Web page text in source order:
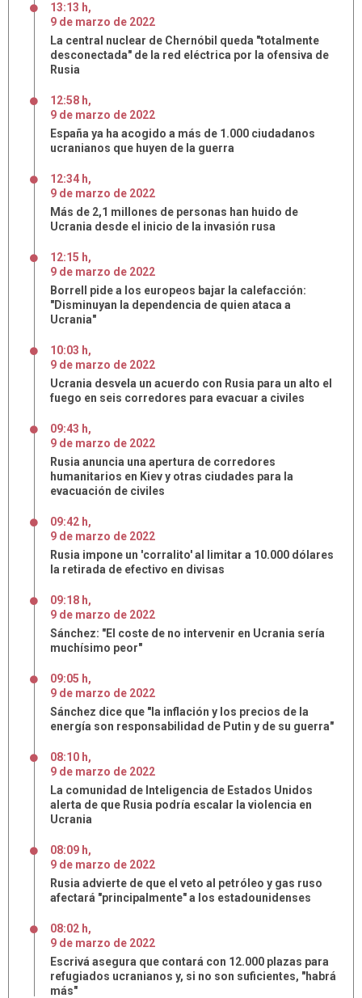
13:13 h,
9 de marzo de 2022
La central nuclear de Chernóbil queda "totalmente
desconectada" de la red eléctrica por la ofensiva de
Rusia
12:58 h,
9 de marzo de 2022
España ya ha acogido a más de 1.000 ciudadanos
ucranianos que huyen de la guerra
12:34 h,
9 de marzo de 2022
Más de 2,1 millones de personas han huido de
Ucrania desde el inicio de la invasión rusa
12:15 h,
9 de marzo de 2022
Borrell pide a los europeos bajar la calefacción:
"Disminuyan la dependencia de quien ataca a
Ucrania"
10:03 h,
9 de marzo de 2022
Ucrania desvela un acuerdo con Rusia para un alto el
fuego en seis corredores para evacuar a civiles
09:43 h,
9 de marzo de 2022
Rusia anuncia una apertura de corredores
humanitarios en Kiev y otras ciudades para la
evacuación de civiles
09:42 h,
9 de marzo de 2022
Rusia impone un 'corralito' al limitar a 10.000 dólares
la retirada de efectivo en divisas
09:18 h,
9 de marzo de 2022
Sánchez: "El coste de no intervenir en Ucrania sería
muchísimo peor"
09:05 h,
9 de marzo de 2022
Sánchez dice que "la inflación y los precios de la
energía son responsabilidad de Putin y de su guerra"
08:10 h,
9 de marzo de 2022
La comunidad de Inteligencia de Estados Unidos
alerta de que Rusia podría escalar la violencia en
Ucrania
08:09 h,
9 de marzo de 2022
Rusia advierte de que el veto al petróleo y gas ruso
afectará "principalmente" a los estadounidenses
08:02 h,
9 de marzo de 2022
Escrivá asegura que contará con 12.000 plazas para
refugiados ucranianos y, si no son suficientes, "habrá
más"